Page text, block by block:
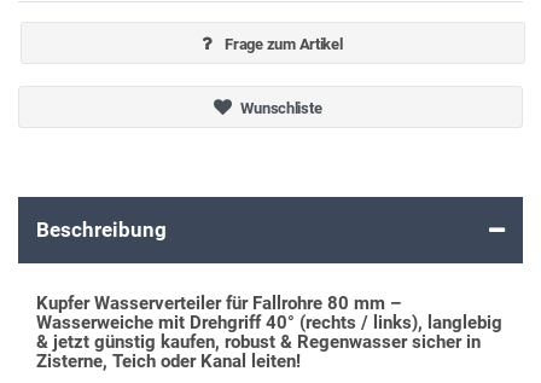
Frage zum Artikel
Wunschliste
Beschreibung
Kupfer Wasserverteiler für Fallrohre 80 mm –
Wasserweiche mit Drehgriff 40° (rechts / links), langlebig
& jetzt günstig kaufen, robust & Regenwasser sicher in
Zisterne, Teich oder Kanal leiten!